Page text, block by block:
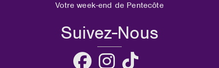
Votre week-end de Pentecôte
Suivez-Nous